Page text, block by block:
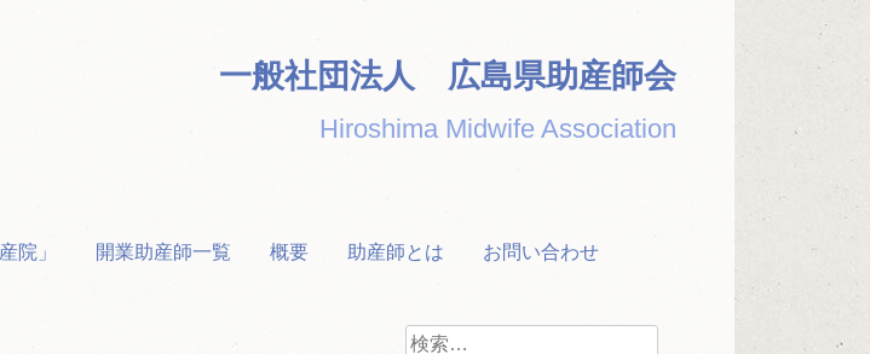
一般社団法人 広島県助産師会
Hiroshima Midwife Association
院」 開業助産師一覧 概要 助産師とは お問い合わせ
検